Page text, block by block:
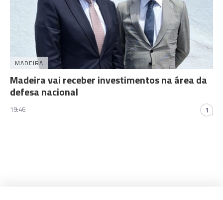
MADEIRA
Madeira vai receber investimentos na área da
defesa nacional
19:46 1